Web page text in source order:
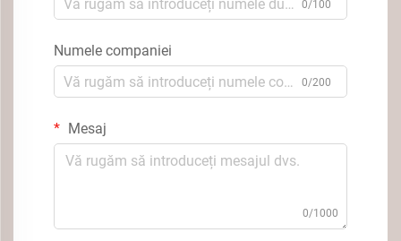
0/100
Numele companiei
0/200
Mesaj
0/1000